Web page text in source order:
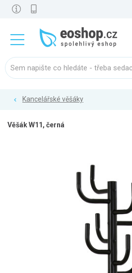
Kancelářské věšáky
Věšák W11, černá